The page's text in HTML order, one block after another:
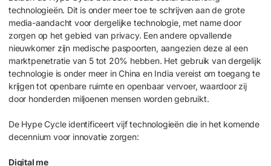
technologieën. Dit is onder meer toe te schrijven aan de grote
media-aandacht voor dergelijke technologie, met name door
zorgen op het gebied van privacy. Een andere opvallende
nieuwkomer zijn medische paspoorten, aangezien deze al een
marktpenetratie van 5 tot 20% hebben. Het gebruik van dergelijk
technologie is onder meer in China en India vereist om toegang te
krijgen tot openbare ruimte en openbaar vervoer, waardoor zij
door honderden miljoenen mensen worden gebruikt.
De Hype Cycle identificeert vijf technologieën die in het komende
decennium voor innovatie zorgen:
Digital me